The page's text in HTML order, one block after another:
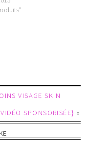
VISAGE SKIN
SPONSORISÉE} »